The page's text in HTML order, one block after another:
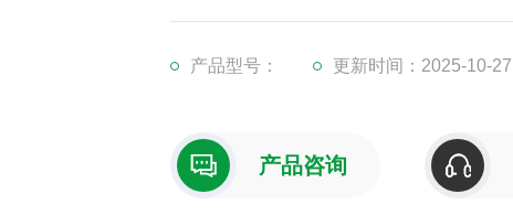
产品型号： 更新时间：2025-10-27
产品咨询